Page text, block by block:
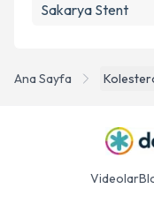
Ana Sayfa
Sakarya Stent
Videolar